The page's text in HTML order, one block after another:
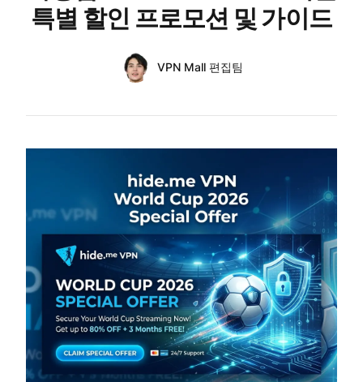
특별 할인 프로모션 및 가이드
Name
VPN Mall 편집팀